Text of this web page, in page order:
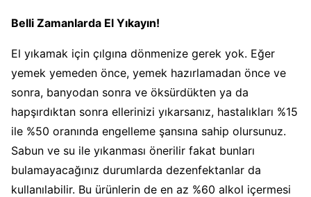
Belli Zamanlarda El Yıkayın!
El yıkamak için çılgına dönmenize gerek yok. Eğer
yemek yemeden önce, yemek hazırlamadan önce ve
sonra, banyodan sonra ve öksürdükten ya da
hapşırdıktan sonra ellerinizi yıkarsanız, hastalıkları %15
ile %50 oranında engelleme şansına sahip olursunuz.
Sabun ve su ile yıkanması önerilir fakat bunları
bulamayacağınız durumlarda dezenfektanlar da
kullanılabilir. Bu ürünlerin de en az %60 alkol içermesi